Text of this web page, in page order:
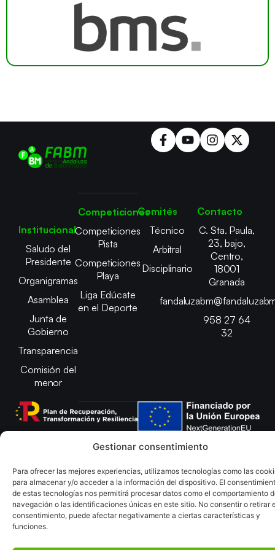
Gestionar consentimiento
Para ofrecer las mejores experiencias, utilizamos tecnologías como las
para almacenar y/o acceder a la información del dispositivo. El
de estas tecnologías nos permitirá procesar datos como el comportamiento
navegación o las identificaciones únicas en este sitio. No consentir o retirar
consentimiento, puede afectar negativamente a ciertas características y
funciones.
Institucional
Saludo del
Presidente
Organigramas
Asamblea
Junta de
Gobierno
Transparencia
Comisión del
menor
Competiciones
Competiciones
Pista
Competiciones
Playa
Liga Edúcate
en el Deporte
Comités
Técnico
Arbitral
Disciplinario
Contacto
C. Sta. Paula,
23, bajo,
Centro,
18001
Granada
958 27 64
32
Copyright © 2025 Federación Andaluza de Balonmano |
Aviso Legal Política de Cookies
Política de Privacidad y cookiesDeclaración de Accesibilidad
Política de ventasMapa del Sitio